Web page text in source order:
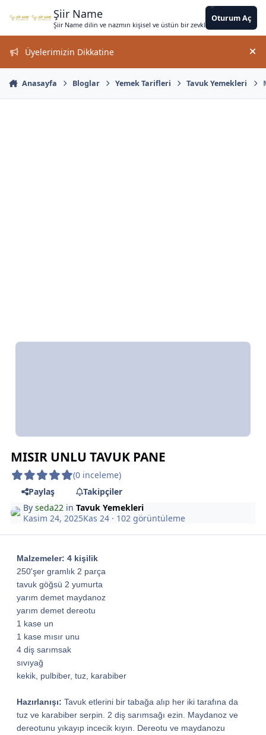
Şiir Name
Şiir Name dilin ve nazmın kişisel ve üstün bir zevkle bir arada
Oturum Aç
Üyelerimizin Dikkatine
Anasayfa Bloglar Yemek Tarifleri Tavuk Yemekleri
MISIR UNLU TAVUK PANE
(0 inceleme)
Paylaş
Takipçiler
Byseda22 inTavuk Yemekleri
Kasim 24, 2025Kas 24 · 102 görüntüleme
Malzemeler: 4 kişilik
250'şer gramlık 2 parça
tavuk göğsü 2 yumurta
yarım demet maydanoz
yarım demet dereotu
1 kase un
1 kase mısır unu
4 diş sarımsak
sıvıyağ
kekik, pulbiber, tuz, karabiber
Hazırlanışı: Tavuk etlerini bir tabağa alıp her iki tarafına da
tuz ve karabiber serpin. 2 diş sarımsağı ezin. Maydanoz ve
dereotunu yıkayıp incecik kıyın. Dereotu ve maydanozu
*
*
*
*
*